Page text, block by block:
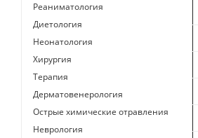
Реаниматология
Диетология
Неонатология
Хирургия
Терапия
Дерматовенерология
Острые химические отравления
Неврология